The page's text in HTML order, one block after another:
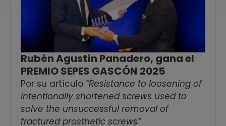
Rubén Agustín Panadero, gana el
PREMIO SEPES GASCÓN 2025
Por su artículo “Resistance to loosening of
intentionally shortened screws used to
solve the unsuccessful removal of
fractured prosthetic screws”